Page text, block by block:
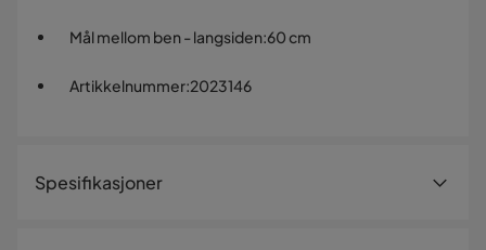
Mål mellom ben - langsiden:60 cm
Artikkelnummer:2023146
Spesifikasjoner